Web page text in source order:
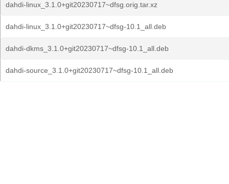
dahdi-linux_3.1.0+git20230717~dfsg.orig.tar.xz
dahdi-linux_3.1.0+git20230717~dfsg-10.1_all.deb
dahdi-dkms_3.1.0+git20230717~dfsg-10.1_all.deb
dahdi-source_3.1.0+git20230717~dfsg-10.1_all.deb